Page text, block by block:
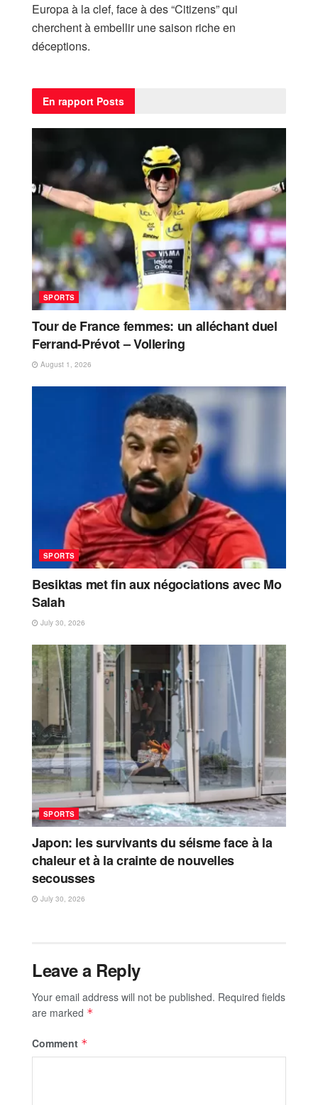
Europa à la clef, face à des “Citizens” qui
cherchent à embellir une saison riche en
déceptions.
En rapport Posts
SPORTS
Tour de France femmes: un alléchant duel
Ferrand-Prévot – Vollering
August 1, 2026
SPORTS
Besiktas met fin aux négociations avec Mo
Salah
July 30, 2026
SPORTS
Japon: les survivants du séisme face à la
chaleur et à la crainte de nouvelles
secousses
July 30, 2026
Leave a Reply
Your email address will not be published. Required fields
are marked *
Comment *